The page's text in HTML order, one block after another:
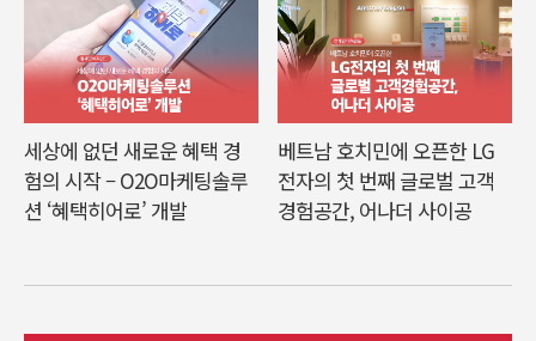
세상에 없던 새로운 혜택 경
험의 시작 – O2O마케팅솔루
션 ‘혜택히어로’ 개발
베트남 호치민에 오픈한 LG
전자의 첫 번째 글로벌 고객
경험공간, 어나더 사이공